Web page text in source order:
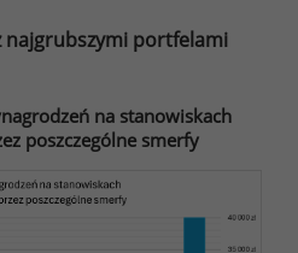
najgrubszymi portfelami
na stanowiskach
poszczególne smerfy